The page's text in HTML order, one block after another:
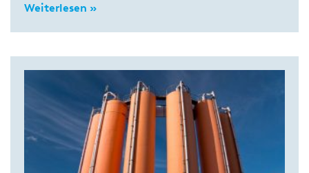
Weiterlesen »